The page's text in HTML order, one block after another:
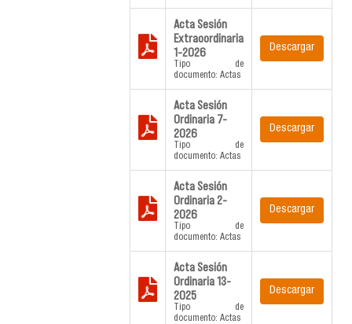
Acta Sesión
Extraoordinaria
1-2026
Tipo de
documento: Actas
Descargar
Acta Sesión
Ordinaria 7-
2026
Tipo de
documento: Actas
Descargar
Acta Sesión
Ordinaria 2-
2026
Tipo de
documento: Actas
Descargar
Acta Sesión
Ordinaria 13-
2025
Tipo de
documento: Actas
Descargar